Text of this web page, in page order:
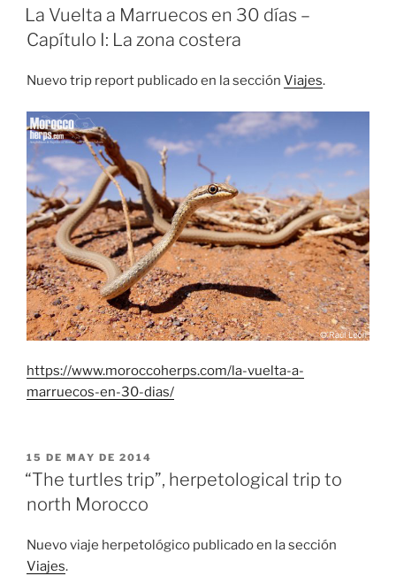
EL
La Vuelta a Marruecos en 30 días –
Capítulo I: La zona costera
Nuevo trip report publicado en la sección Viajes.
https://www.moroccoherps.com/la-vuelta-a-
marruecos-en-30-dias/
PUBLICADO
EL
15 DE MAY DE 2014
“The turtles trip”, herpetological trip to
north Morocco
Nuevo viaje herpetológico publicado en la sección
Viajes.